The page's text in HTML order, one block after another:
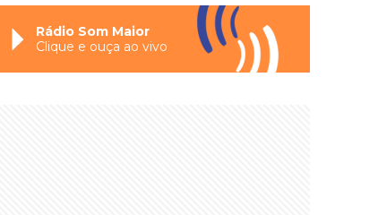
Rádio Som Maior
Clique e ouça ao vivo